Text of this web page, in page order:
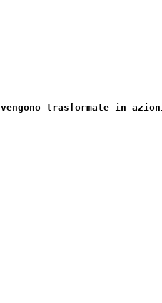
trasformate in